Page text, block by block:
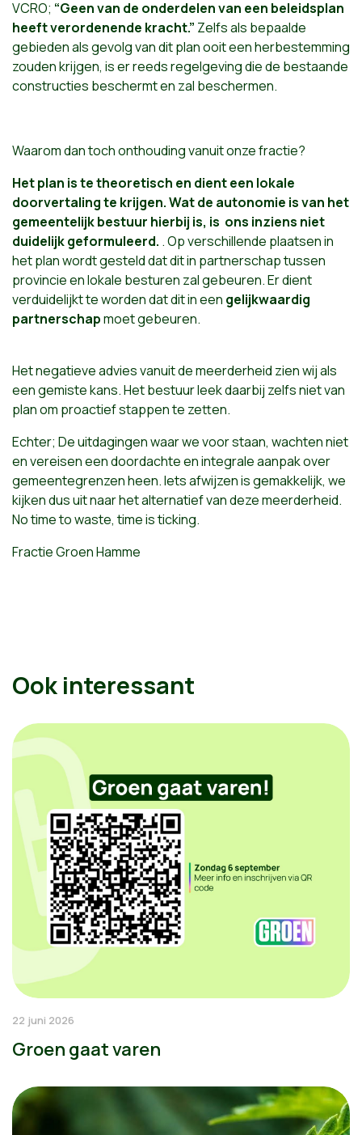
VCRO; “Geen van de onderdelen van een beleidsplan
heeft verordenende kracht.” Zelfs als bepaalde
gebieden als gevolg van dit plan ooit een herbestemming
zouden krijgen, is er reeds regelgeving die de bestaande
constructies beschermt en zal beschermen.
Waarom dan toch onthouding vanuit onze fractie?
Het plan is te theoretisch en dient een lokale
doorvertaling te krijgen. Wat de autonomie is van het
gemeentelijk bestuur hierbij is, is ons inziens niet
duidelijk geformuleerd. . Op verschillende plaatsen in
het plan wordt gesteld dat dit in partnerschap tussen
provincie en lokale besturen zal gebeuren. Er dient
verduidelijkt te worden dat dit in een gelijkwaardig
partnerschapmoet gebeuren.
Het negatieve advies vanuit de meerderheid zien wij als
een gemiste kans. Het bestuur leek daarbij zelfs niet van
plan om proactief stappen te zetten.
Echter; De uitdagingen waar we voor staan, wachten niet
en vereisen een doordachte en integrale aanpak over
gemeentegrenzen heen. Iets afwijzen is gemakkelijk, we
kijken dus uit naar het alternatief van deze meerderheid.
No time to waste, time is ticking.
Fractie Groen Hamme
Ook interessant
22 juni 2026
Groen gaat varen